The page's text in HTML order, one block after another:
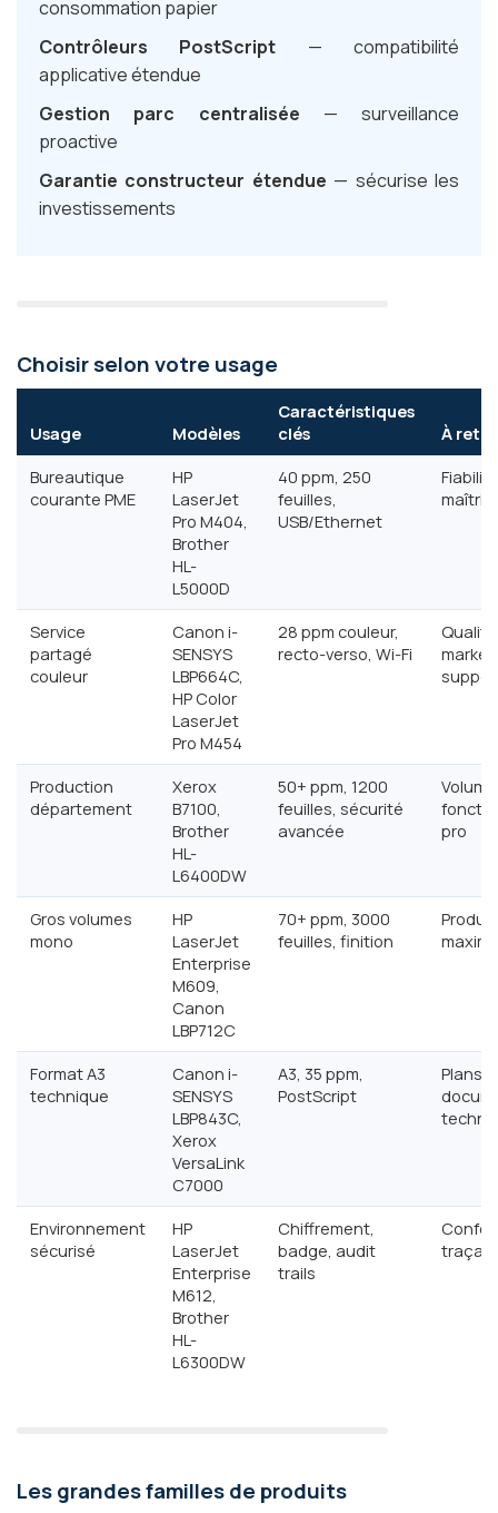
consommation papier
Contrôleurs PostScript — compatibilité
applicative étendue
Gestion parc centralisée — surveillance
proactive
Garantie constructeur étendue — sécurise les
investissements
Choisir selon votre usage
Usage Modèles
Caractéristiques
clés
À
Bureautique
courante PME
HP
LaserJet
Pro M404,
Brother
HL-
L5000D
40 ppm, 250
feuilles,
USB/Ethernet
Service
partagé
couleur
Canon i-
SENSYS
LBP664C,
HP Color
LaserJet
Pro M454
28 ppm couleur,
recto-verso, Wi-Fi
Qualité
Production
département
Xerox
B7100,
Brother
HL-
L6400DW
50+ ppm, 1200
feuilles, sécurité
avancée
pro
Gros volumes
mono
HP
LaserJet
Enterprise
M609,
Canon
LBP712C
70+ ppm, 3000
feuilles, finition
Format A3
technique
Canon i-
SENSYS
LBP843C,
Xerox
VersaLink
C7000
A3, 35 ppm,
PostScript
Plans
Environnement
sécurisé
HP
LaserJet
Enterprise
M612,
Brother
HL-
L6300DW
Chiffrement,
badge, audit
trails
Les grandes familles de produits